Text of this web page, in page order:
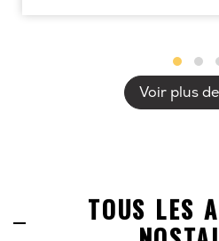
Voir plus
TOUS LES